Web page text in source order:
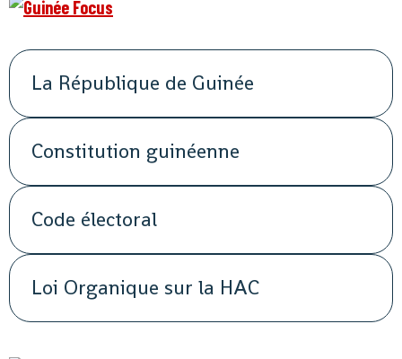
La République de Guinée
Constitution guinéenne
Code électoral
Loi Organique sur la HAC